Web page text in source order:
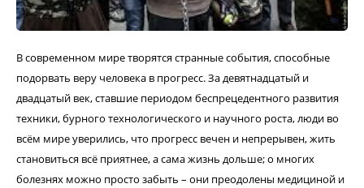
В современном мире творятся странные события, способные
подорвать веру человека в прогресс. За девятнадцатый и
двадцатый век, ставшие периодом беспрецедентного развития
техники, бурного технологического и научного роста, люди во
всём мире уверились, что прогресс вечен и непрерывен, жить
становиться всё приятнее, а сама жизнь дольше; о многих
болезнях можно просто забыть – они преодолены медициной и